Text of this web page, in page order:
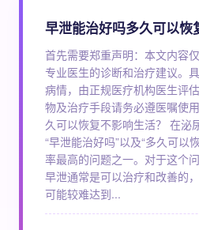
早泄能治好吗多久可以恢
首先需要郑重声明：本文内容
专业医生的诊断和治疗建议。
病情，由正规医疗机构医生评
物及治疗手段请务必遵医嘱使
久可以恢复不影响生活？ 在泌
“早泄能治好吗”以及“多久可以
率最高的问题之一。对于这个
早泄通常是可以治疗和改善的
可能较难达到...